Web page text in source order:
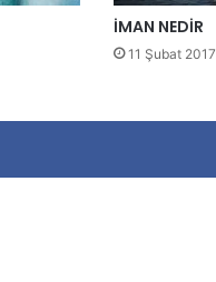
İMAN NEDİR
11 Şubat 2017